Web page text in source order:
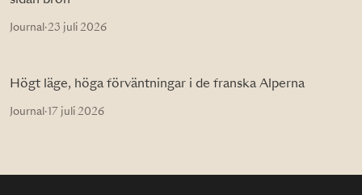
Journal ·23 juli 2026
Högt läge, höga förväntningar i de franska Alperna
Journal ·17 juli 2026